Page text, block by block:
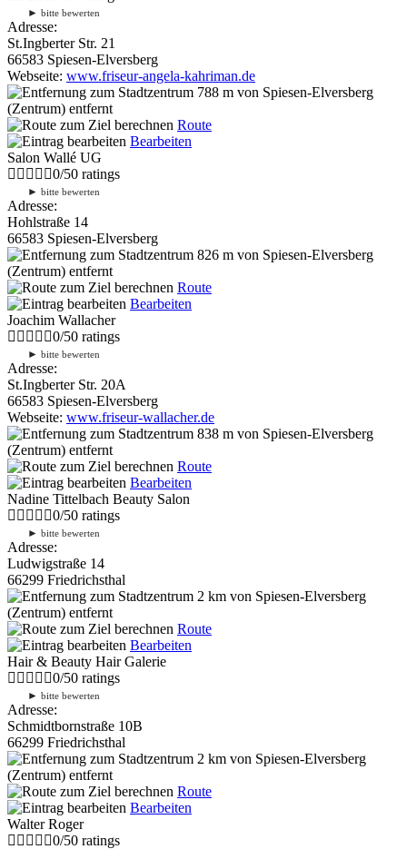
► bitte bewerten
Adresse:
St.Ingberter Str. 21
66583 Spiesen-Elversberg
Webseite: www.friseur-angela-kahriman.de
788 m von Spiesen-Elversberg
(Zentrum) entfernt
Route
Bearbeiten
Salon Wallé UG
0/50 ratings
► bitte bewerten
Adresse:
Hohlstraße 14
66583 Spiesen-Elversberg
826 m von Spiesen-Elversberg
(Zentrum) entfernt
Route
Bearbeiten
Joachim Wallacher
0/50 ratings
► bitte bewerten
Adresse:
St.Ingberter Str. 20A
66583 Spiesen-Elversberg
Webseite: www.friseur-wallacher.de
838 m von Spiesen-Elversberg
(Zentrum) entfernt
Route
Bearbeiten
Nadine Tittelbach Beauty Salon
0/50 ratings
► bitte bewerten
Adresse:
Ludwigstraße 14
66299 Friedrichsthal
2 km von Spiesen-Elversberg
(Zentrum) entfernt
Route
Bearbeiten
Hair & Beauty Hair Galerie
0/50 ratings
► bitte bewerten
Adresse:
Schmidtbornstraße 10B
66299 Friedrichsthal
2 km von Spiesen-Elversberg
(Zentrum) entfernt
Route
Bearbeiten
Walter Roger
0/50 ratings